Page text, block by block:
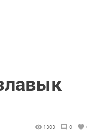
1303 0